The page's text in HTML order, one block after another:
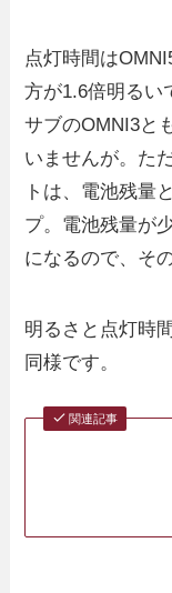
点灯時間は
方が1.6倍明るい
サブのOMNI3と
いませんが。た
トは、電池残量
プ。電池残量が
になるので、そ
明るさと点灯時
同様です。
関連記事